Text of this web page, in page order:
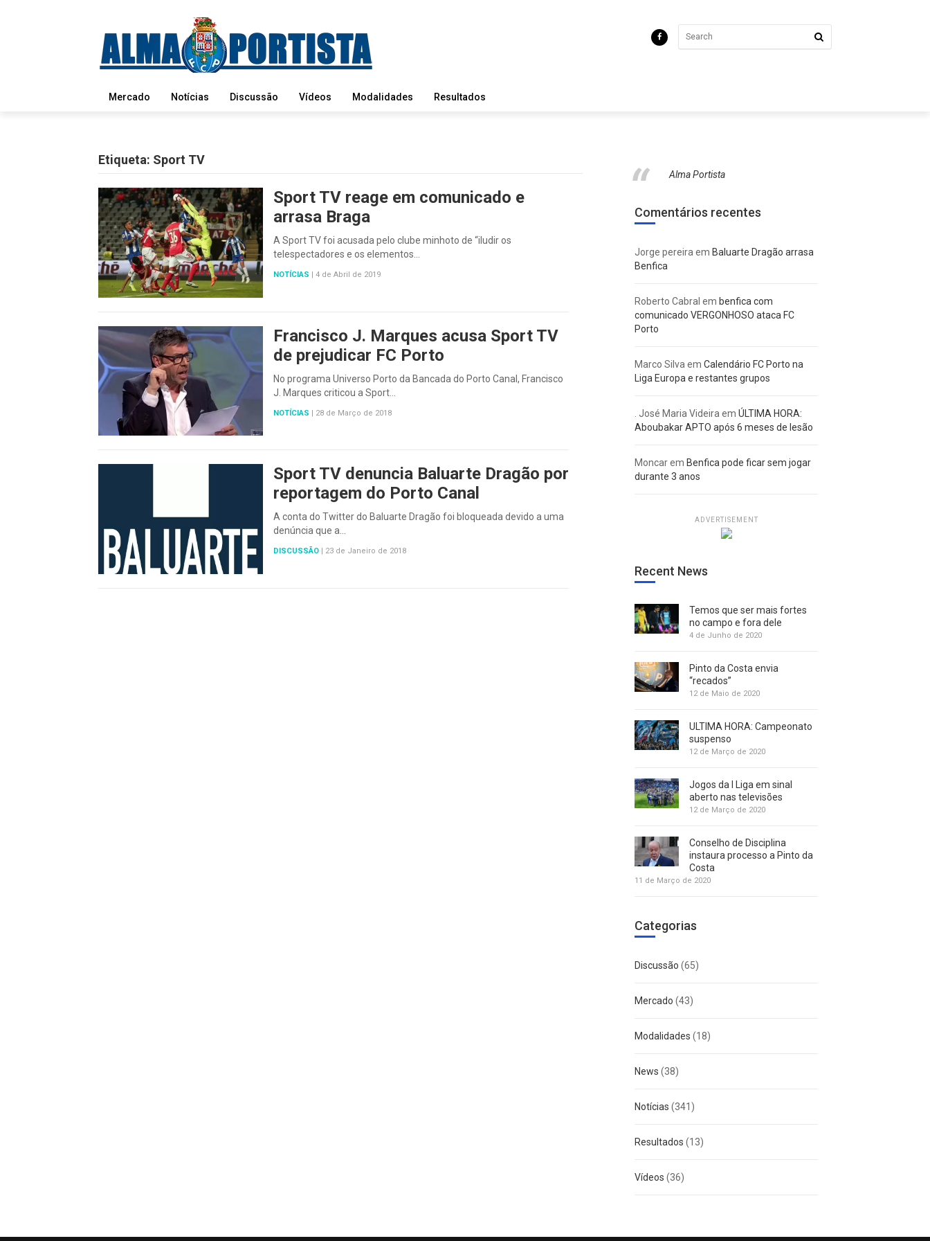
Mercado Notícias Discussão Vídeos Modalidades Resultados
Etiqueta: Sport TV
Sport TV reage em comunicado e
arrasa Braga
A Sport TV foi acusada pelo clube minhoto de “iludir os
telespectadores e os elementos…
NOTÍCIAS | 4 de Abril de 2019
Francisco J. Marques acusa Sport TV
de prejudicar FC Porto
No programa Universo Porto da Bancada do Porto Canal, Francisco
J. Marques criticou a Sport…
NOTÍCIAS | 28 de Março de 2018
Sport TV denuncia Baluarte Dragão por
reportagem do Porto Canal
A conta do Twitter do Baluarte Dragão foi bloqueada devido a uma
denúncia que a…
DISCUSSÃO 23 de Janeiro de 2018
Alma Portista
Comentários recentes
Jorge pereira em Baluarte Dragão arrasa
Benfica
Roberto Cabral em benfica com
comunicado VERGONHOSO ataca FC
Porto
Marco Silva em Calendário FC Porto na
Liga Europa e restantes grupos
. José Maria Videira em ÚLTIMA HORA:
Aboubakar APTO após 6 meses de lesão
Moncarem Benfica pode ficar sem jogar
durante 3 anos
ADVERTISEMENT
Recent News
Temos que ser mais fortes
no campo e fora dele
4 de Junho de 2020
Pinto da Costa envia
“recados”
12 de Maio de 2020
ULTIMA HORA: Campeonato
suspenso
12 de Março de 2020
Jogos da I Liga em sinal
aberto nas televisões
12 de Março de 2020
Conselho de Disciplina
instaura processo a Pinto da
Costa
11 de Março de 2020
Categorias
Discussão (65)
Mercado (43)
Modalidades (18)
News (38)
Notícias (341)
Resultados (13)
Vídeos (36)